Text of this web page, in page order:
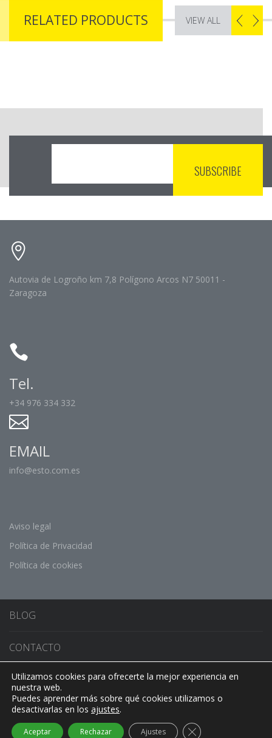
RELATED PRODUCTS VIEW ALL
Autovia de Logroño km 7,8 Polígono Arcos N7 50011 -
Zaragoza
Tel.
+34 976 334 332
EMAIL
info@esto.com.es
Aviso legal
Política de Privacidad
Política de cookies
BLOG
CONTACTO
CONMUTADOR DE IDIOMA
Utilizamos cookies para ofrecerte la mejor experiencia en
nuestra web.
Puedes aprender más sobre qué cookies utilizamos o
desactivarlas en los ajustes.
Aceptar Rechazar Ajustes Cerrar el banner de